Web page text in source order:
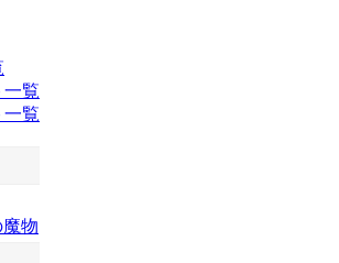
一覧
一覧
物